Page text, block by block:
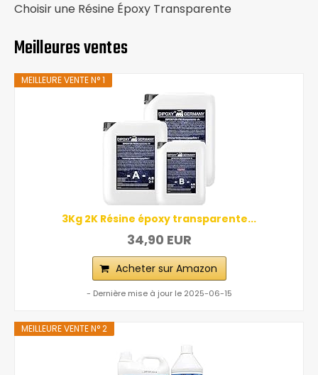
Choisir une Résine Époxy Transparente
Meilleures ventes
MEILLEURE VENTE N° 1
3Kg 2K Résine époxy transparente...
34,90 EUR
Acheter sur Amazon
- Dernière mise à jour le 2025-06-15
MEILLEURE VENTE N° 2